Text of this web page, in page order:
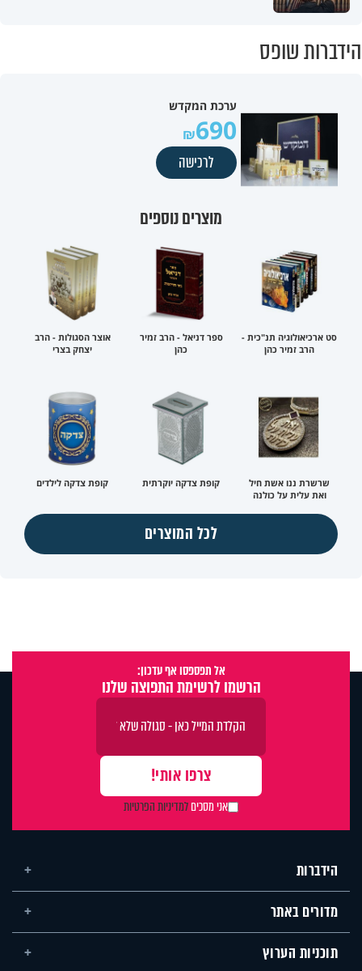
הידברות שופס
ערכת המקדש
690
לרכישה
מוצרים נוספים
סט ארכיאולוגיה תנ"כית -
הרב זמיר כהן
ספר דניאל - הרב זמיר
כהן
אוצר הסגולות - הרב
יצחק בצרי
שרשרת ננו אשת חיל
ואת עלית על כולנה
קופת צדקה יוקרתית קופת צדקה לילדים
לכל המוצרים
אל תפספסו אף עדכון:
הרשמו לרשימת התפוצה שלנו
אני מסכיםלמדיניות הפרטיות
הידברות
מדורים באתר
תוכניות הערוץ